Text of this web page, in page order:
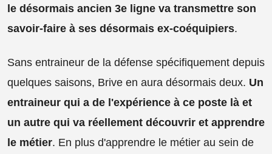
le désormais ancien 3e ligne va transmettre son
savoir-faire à ses désormais ex-coéquipiers.
Sans entraineur de la défense spécifiquement depuis
quelques saisons, Brive en aura désormais deux. Un
entraineur qui a de l'expérience à ce poste là et
un autre qui va réellement découvrir et apprendre
le métier. En plus d'apprendre le métier au sein de